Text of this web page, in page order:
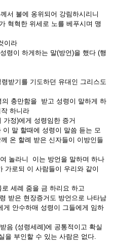
에 옹위되어 강림하시리니
혁혁한 위세로 노를 베푸시며 맹
라
이 하게하는 말(방언)을 했다 (행
를 기도하던 유대인 그리스도
함을 받고 성령이 말하게 하
하니라
)에게 성령임한 증거
때에 성령이 말씀 듣는 모
온 할례 받은 신자들이 이방인들
니 이는 방언을 말하며 하나
가로되 이 사람들이 우리와 같이
줌을 금 하리요 하고
현장증거도 방언으로 나타남
하매 성령이 그들에게 임하
령세례)에 공통적이고 확실
을 부인할 수 있는 사람은 없다.